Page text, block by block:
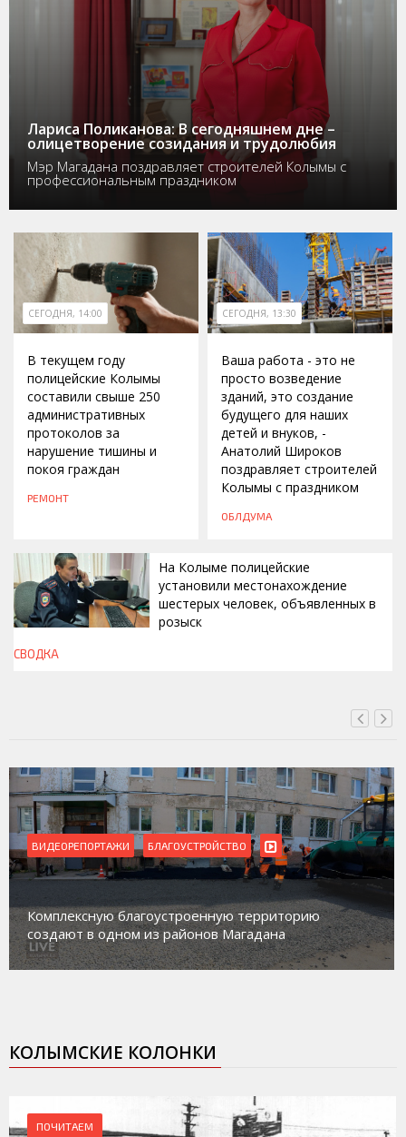
Лариса Поликанова: В сегодняшнем дне –
олицетворение созидания и трудолюбия
Мэр Магадана поздравляет строителей Колымы с
профессиональным праздником
СЕГОДНЯ, 14:00
В текущем году
полицейские Колымы
составили свыше 250
административных
протоколов за
нарушение тишины и
покоя граждан
РЕМОНТ
СЕГОДНЯ, 13:30
Ваша работа - это не
просто возведение
зданий, это создание
будущего для наших
детей и внуков, -
Анатолий Широков
поздравляет строителей
Колымы с праздником
ОБЛДУМА
СЕГОДНЯ, 13:00
На Колыме полицейские
установили местонахождение
шестерых человек, объявленных в
розыск
СВОДКА
ВИДЕОРЕПОРТАЖИ
Магадан присоединился к пилотному проекту по
работе с несовершеннолетними из групп
социального риска «Переправа»
КОЛЫМСКИЕ КОЛОНКИ
ПОЧИТАЕМ